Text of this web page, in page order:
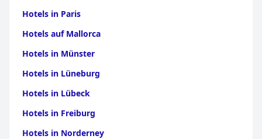
Hotels in Paris
Hotels auf Mallorca
Hotels in Münster
Hotels in Lüneburg
Hotels in Lübeck
Hotels in Freiburg
Hotels in Norderney